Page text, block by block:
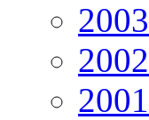
2003
2002
2001